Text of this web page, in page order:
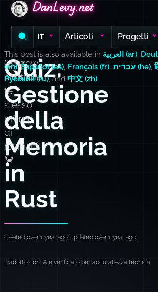
DanLevy.net
DanLevy.net
DanLevy.net
IT Articoli Progetti
Quiz:
Gestione
della
Memoria
in
Rust
(Borrow)
controlla
te
stesso
prima
di
rovinarti!
🦀
This post is also available in العربية (ar),
(en),Español (es), Français (fr), עברית (he),
Русский (ru), and 中文 (zh).
created over 1 year ago updated over 1 year ago
Tradotto con IA e verificato per accuratezza tecnica.